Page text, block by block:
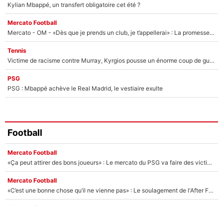
Kylian Mbappé, un transfert obligatoire cet été ?
Mercato Football
Mercato - OM - «Dès que je prends un club, je t’appellerai» : La promesse de Marcelino au moment de claquer la porte
Tennis
Victime de racisme contre Murray, Kyrgios pousse un énorme coup de gueule !
PSG
PSG : Mbappé achève le Real Madrid, le vestiaire exulte
Football
Mercato Football
«Ça peut attirer des bons joueurs» : Le mercato du PSG va faire des victimes dans l'effectif de Luis Enrique ?
Mercato Football
«C’est une bonne chose qu’il ne vienne pas» : Le soulagement de l'After Foot après le transfert avorté de Yan Diomandé au PSG